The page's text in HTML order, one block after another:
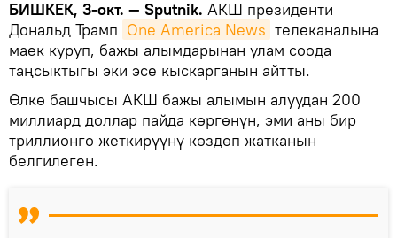
БИШКЕК, 3-окт. — Sputnik. АКШ президенти
Дональд Трамп One America News телеканалына
маек куруп, бажы алымдарынан улам соода
таңсыктыгы эки эсе кыскарганын айтты.
Өлкө башчысы АКШ бажы алымын алуудан 200
миллиард доллар пайда көргөнүн, эми аны бир
триллионго жеткирүүнү көздөп жатканын
белгилеген.